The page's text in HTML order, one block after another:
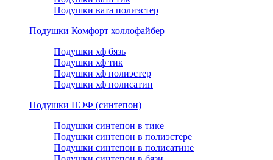
Подушки вата полиэстер
Подушки Комфорт холлофайбер
Подушки хф бязь
Подушки хф тик
Подушки хф полиэстер
Подушки хф полисатин
Подушки ПЭФ (синтепон)
Подушки синтепон в тике
Подушки синтепон в полиэстере
Подушки синтепон в полисатине